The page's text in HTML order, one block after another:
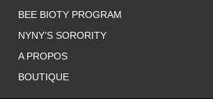
BEE BIOTY PROGRAM
NYNY’S SORORITY
A PROPOS
BOUTIQUE